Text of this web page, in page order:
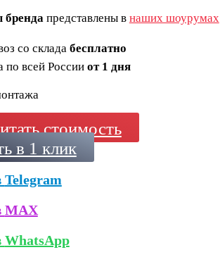
брендапредставлены в наших шоурумах
со склада бесплатно
по всей России от 1 дня
стоимость
в 1 клик
Telegram
MAX
WhatsApp